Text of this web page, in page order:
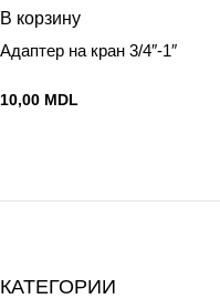
В корзину
Адаптер на кран 3/4″-1″
10,00 MDL
КАТЕГОРИИ